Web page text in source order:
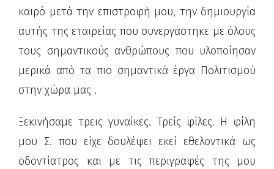
καιρό μετά την επιστροφή μου, την δημιουργία
αυτής της εταιρείας που συνεργάστηκε με όλους
τους σημαντικούς ανθρώπους που υλοποίησαν
μερικά από τα πιο σημαντικά έργα Πολιτισμού
στην χώρα μας .
Ξεκινήσαμε τρεις γυναίκες. Τρείς φίλες. Η φίλη
μου Σ. που είχε δουλέψει εκεί εθελοντικά ως
οδοντίατρος και με τις περιγραφές της μου